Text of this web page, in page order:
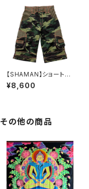
【SHAMAN】ショートカ
ーゴパンツ-ARMY
¥8,600
その他の商品